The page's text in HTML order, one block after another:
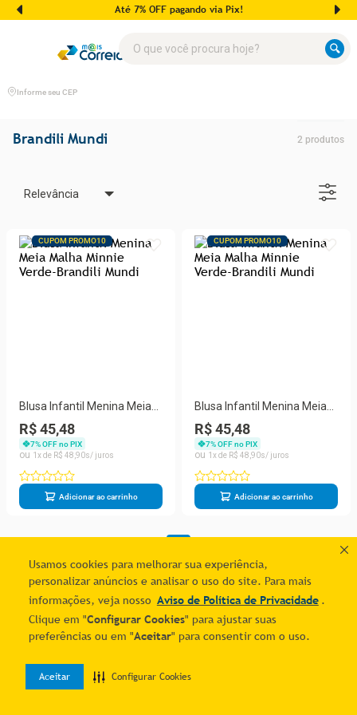
Usamos cookies para melhorar sua experiência,
personalizar anúncios e analisar o uso do site. Para mais
informações, veja nosso Aviso de Política de Privacidade .
Clique em "Configurar Cookies" para ajustar suas
preferências ou em "Aceitar" para consentir com o uso.
Aceitar Configurar Cookies
Até 7% OFF pagando via Pix!
Informe seu CEP
Brandili Mundi 2 produtos
Relevância
CUPOM PROMO10
Blusa Infantil Menina Meia
Malha Minnie Verde-Brandili
Mundi
R$ 45,48
7% OFF no PIX
1
R$ 48 90
Adicionar ao carrinho
CUPOM PROMO10
Blusa Infantil Menina Meia
Malha Minnie Verde-Brandili
Mundi
R$ 45,48
7% OFF no PIX
1
R$ 48 90
Adicionar ao carrinho